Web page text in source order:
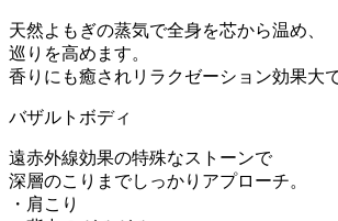
天然よもぎの蒸気で全身を芯から温め、
巡りを高めます。
香りにも癒されリラクゼーション効果大
バザルトボディ
遠赤外線効果の特殊なストーンで
深層のこりまでしっかりアプローチ。
・肩こり